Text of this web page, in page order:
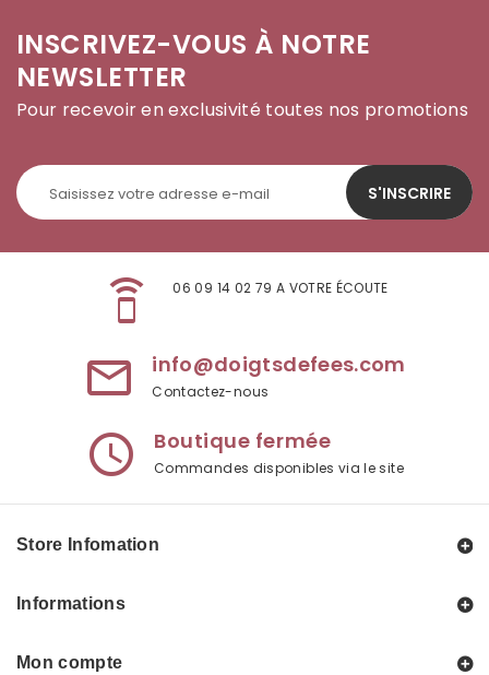
INSCRIVEZ-VOUS À NOTRE
NEWSLETTER
Pour recevoir en exclusivité toutes nos promotions
S'INSCRIRE
speaker_phone 06 09 14 02 79 A VOTRE ÉCOUTE
mail_outline info@doigtsdefees.com
Contactez-nous
access_time Boutique fermée
Commandes disponibles via le site
Store Infomation
Informations
Mon compte